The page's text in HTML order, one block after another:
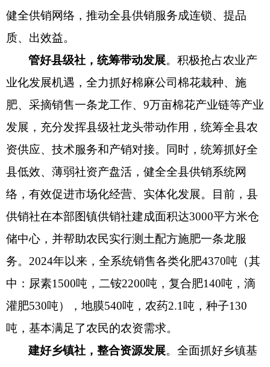
健全供销网络，推动全县供销服务成连锁、提品
质、出效益。
管好县级社，统筹带动发展。积极抢占农业产
业化发展机遇，全力抓好棉麻公司棉花栽种、施
肥、采摘销售一条龙工作、 9万亩棉花产业链等产业
发展，充分发挥县级社龙头带动作用，统筹全县农
资供应、技术服务和产销对接。同时，统筹抓好全
县低效、薄弱社资产盘活，健全全县供销系统网
络，有效促进市场化经营、实体化发展。目前， 县
供销社在本部图镇供销社建成面积达3000平方米仓
储中心，并帮助农民实行测土配方施肥一条龙服
务。 2024年以来，全系统销售各类化肥4370吨（其
中：尿素1500吨，二铵2200吨，复合肥140吨，滴
灌肥530吨），地膜540吨，农药2.1 吨， 种子130
吨，基本满足了农民的农资需求。
建好乡镇社，整合资源发展。全面抓好乡镇基